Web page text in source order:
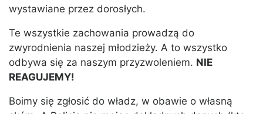
wystawiane przez dorosłych.
Te wszystkie zachowania prowadzą do
zwyrodnienia naszej młodzieży. A to wszystko
odbywa się za naszym przyzwoleniem. NIE
REAGUJEMY!
Boimy się zgłosić do władz, w obawie o własną